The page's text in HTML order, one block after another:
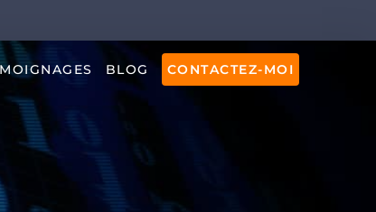
BLOG CONTACTEZ-MOI